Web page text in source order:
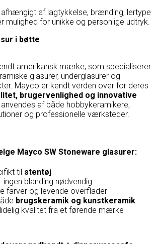
af lagtykkelse, brænding, lertype
mulighed for unikke og personlige udtryk.
i bøtte
amerikansk mærke, som specialiserer
glasurer, underglasurer og
Mayco er kendt verden over for deres
brugervenlighed og innovative
af både hobbykeramikere,
og professionelle værksteder.
Mayco SW Stoneware glasurer:
til stentøj
ingen blanding nødvendig
farver og levende overflader
brugskeramik og kunstkeramik
kvalitet fra et førende mærke